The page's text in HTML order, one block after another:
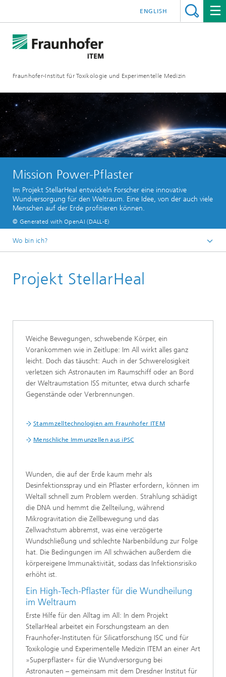
Fraunhofer-Institut für Toxikologie und Experimentelle Medizin
ENGLISH
Mission Power-Pflaster
Im Projekt StellarHeal entwickeln Forscher eine innovative
Wundversorgung für den Weltraum. Eine Idee, von der auch viele
Menschen auf der Erde profitieren können.
© Generated with OpenAI (DALL-E)
Wo bin ich?
F&E-Kompetenzen
Projekt StellarHeal
Weiche Bewegungen, schwebende Körper, ein
Vorankommen wie in Zeitlupe: Im All wirkt alles ganz
leicht. Doch das täuscht: Auch in der Schwerelosigkeit
verletzen sich Astronauten im Raumschiff oder an Bord
der Weltraumstation ISS mitunter, etwa durch scharfe
Gegenstände oder Verbrennungen.
Stammzelltechnologien am Fraunhofer ITEM
Menschliche Immunzellen aus iPSC
Wunden, die auf der Erde kaum mehr als
Desinfektionsspray und ein Pflaster erfordern, können im
Weltall schnell zum Problem werden. Strahlung schädigt
die DNA und hemmt die Zellteilung, während
Mikrogravitation die Zellbewegung und das
Zellwachstum abbremst, was eine verzögerte
Wundschließung und schlechte Narbenbildung zur Folge
hat. Die Bedingungen im All schwächen außerdem die
körpereigene Immunaktivität, sodass das Infektionsrisiko
erhöht ist.
Ein High-Tech-Pflaster für die Wundheilung
im Weltraum
Erste Hilfe für den Alltag im All: In dem Projekt
StellarHeal arbeitet ein Forschungsteam an den
Fraunhofer-Instituten für Silicatforschung ISC und für
Toxikologie und Experimentelle Medizin ITEM an einer Art
»Superpflaster« für die Wundversorgung bei
Astronauten – gemeinsam mit dem Dresdner Institut für